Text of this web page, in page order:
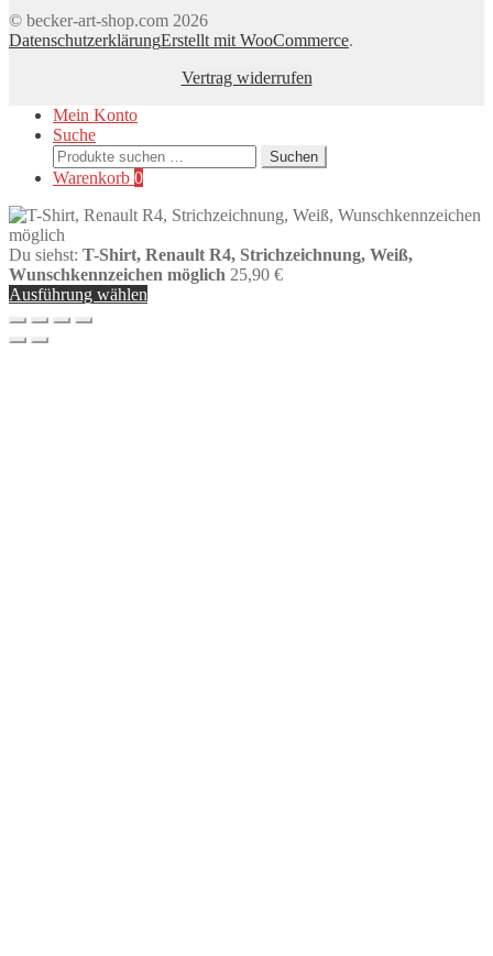
© becker-art-shop.com 2026
DatenschutzerklärungErstellt mit WooCommerce.
Vertrag widerrufen
Mein Konto
Suche
Suchen
nach:
Suchen
Warenkorb 0
Du siehst: T-Shirt, Renault R4, Strichzeichnung, Weiß,
Wunschkennzeichen möglich 25,90 €
Ausführung wählen